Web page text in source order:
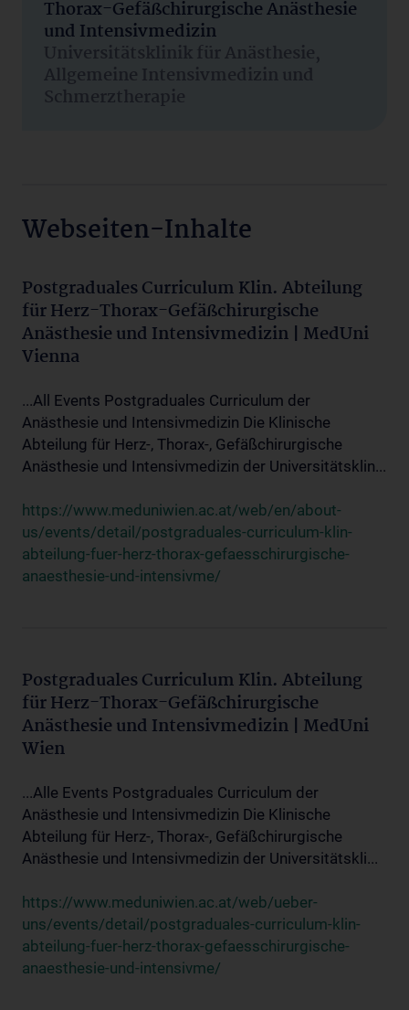
Thorax-Gefäßchirurgische Anästhesie
und Intensivmedizin
Universitätsklinik für Anästhesie,
Allgemeine Intensivmedizin und
Schmerztherapie
Webseiten-Inhalte
Postgraduales Curriculum Klin. Abteilung
für Herz-Thorax-Gefäßchirurgische
Anästhesie und Intensivmedizin | MedUni
Vienna
...All Events Postgraduales Curriculum der
Anästhesie und Intensivmedizin Die Klinische
Abteilung für Herz-, Thorax-, Gefäßchirurgische
Anästhesie und Intensivmedizin der Universitätsklin...
https://www.meduniwien.ac.at/web/en/about-
us/events/detail/postgraduales-curriculum-klin-
abteilung-fuer-herz-thorax-gefaesschirurgische-
anaesthesie-und-intensivme/
Postgraduales Curriculum Klin. Abteilung
für Herz-Thorax-Gefäßchirurgische
Anästhesie und Intensivmedizin | MedUni
Wien
...Alle Events Postgraduales Curriculum der
Anästhesie und Intensivmedizin Die Klinische
Abteilung für Herz-, Thorax-, Gefäßchirurgische
Anästhesie und Intensivmedizin der Universitätskli...
https://www.meduniwien.ac.at/web/ueber-
uns/events/detail/postgraduales-curriculum-klin-
abteilung-fuer-herz-thorax-gefaesschirurgische-
anaesthesie-und-intensivme/